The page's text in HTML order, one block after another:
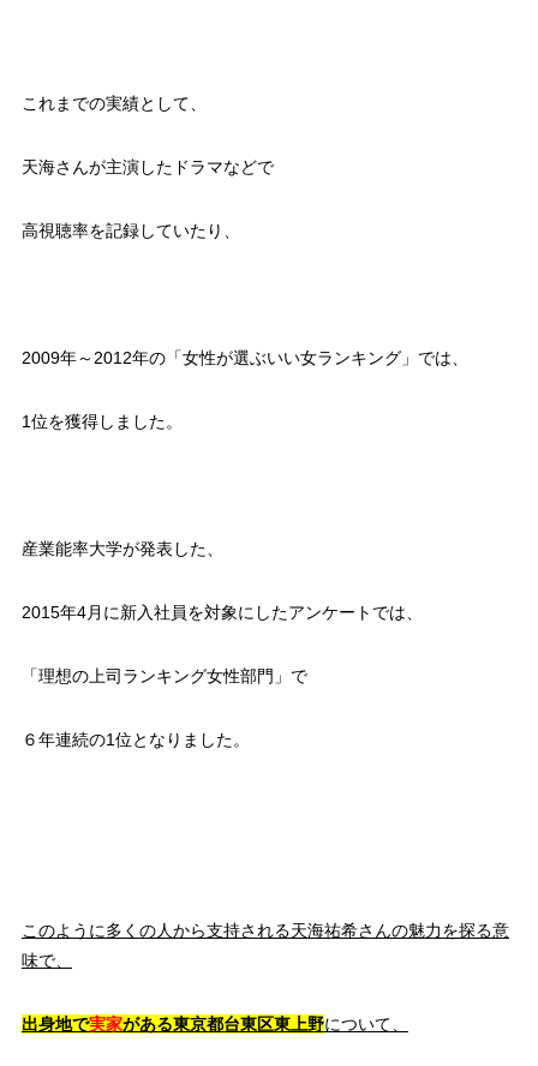
これまでの実績として、
天海さんが主演したドラマなどで
高視聴率を記録していたり、
2009年～2012年の「女性が選ぶいい女ランキング」では、
1位を獲得しました。
産業能率大学が発表した、
2015年4月に新入社員を対象にしたアンケートでは、
「理想の上司ランキング女性部門」で
６年連続の1位となりました。
このように多くの人から支持される天海祐希さんの魅力を探る意
味で、
出身地で実家がある東京都台東区東上野について、